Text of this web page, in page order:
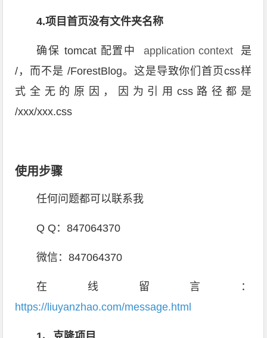
4.项目首页没有文件夹名称
确保 tomcat 配置中 application context
是
/，而不是 /ForestBlog。这是导致你们首页css样
式全无的原因，因为引用css路径都是
/xxx/xxx.css
使用步骤
任何问题都可以联系我
Q Q：847064370
微信：847064370
在线留言：
https://liuyanzhao.com/message.html